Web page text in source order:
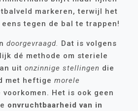
markeren, terwijl het
tegen de bal te trappen!
doorgevraagd. Dat is volgens
dé methode om steriele
uit onzinnige stellingen die
met heftige morele
voorkomen. Het is ook geen
onvruchtbaarheid van in